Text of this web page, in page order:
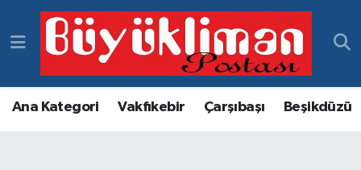
Ana Kategori Vakfıkebir Çarşıbaşı Beşikdüzü
Vakfıkebir Hava Durumu
Vakfıkebir Trafik Yoğunluk Haritası